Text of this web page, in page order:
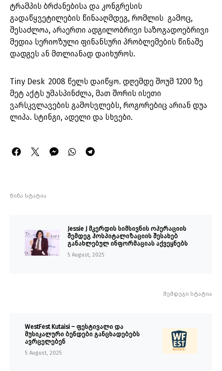
ტრამპის ბრძანებისა და კონგრესის
გადაწყვეტილების წინააღმდეგ, რომლის გამოც,
შესაძლოა, არაერთი ადგილობრივი საზოგადოებრივი
მედია სერიოზული ფინანსური პრობლემების წინაშე
დადგეს ან მთლიანად დაიხუროს.
Tiny Desk 2008 წელს დაიწყო. დღემდე შოუმ 1200 ზე
მეტ აქტს უმასპინძლა, მათ შორის ისეთი
ვარსკვლავების გამოსვლებს, როგორებიც არიან დუა
ლიპა. სტინგი, ადელი და სხვები.
წინა სტატია
Jessie J მკერდის სიმსივნის ოპერაციის
შემდეგ ჰოსპიტალიზაციის შესახებ
განახლებულ ინფორმაციას აქვეყნებს
5 August, 2025
შემდეგი სტატია
WestFest Kutaisi – ფესტივალი და
მუსიკალური ბენდები განცხადებებს
ავრცელებენ
5 August, 2025